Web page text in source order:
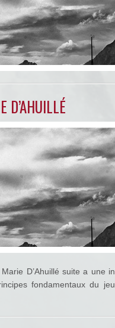
D’AHUILLÉ
D’Ahuillé suite a une
fondamentaux du